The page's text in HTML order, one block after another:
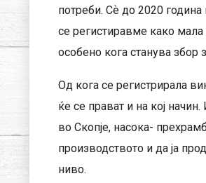
потреби. Сѐ до 2020
се регистиравме како мала
особено кога станува збор
Од кога се регистрирала
ќе се прават и на кој
во Скопје, насока-
производството и да ја
ниво.